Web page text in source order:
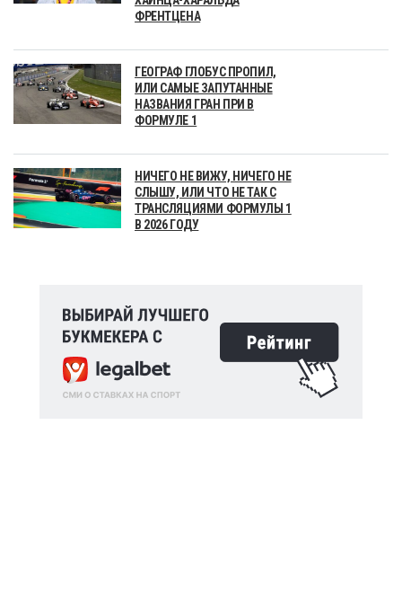
ФРЕНТЦЕНА
ГЕОГРАФ ГЛОБУС ПРОПИЛ,
ИЛИ САМЫЕ ЗАПУТАННЫЕ
НАЗВАНИЯ ГРАН ПРИ В
ФОРМУЛЕ 1
НИЧЕГО НЕ ВИЖУ, НИЧЕГО НЕ
СЛЫШУ, ИЛИ ЧТО НЕ ТАК С
ТРАНСЛЯЦИЯМИ ФОРМУЛЫ 1
В 2026 ГОДУ